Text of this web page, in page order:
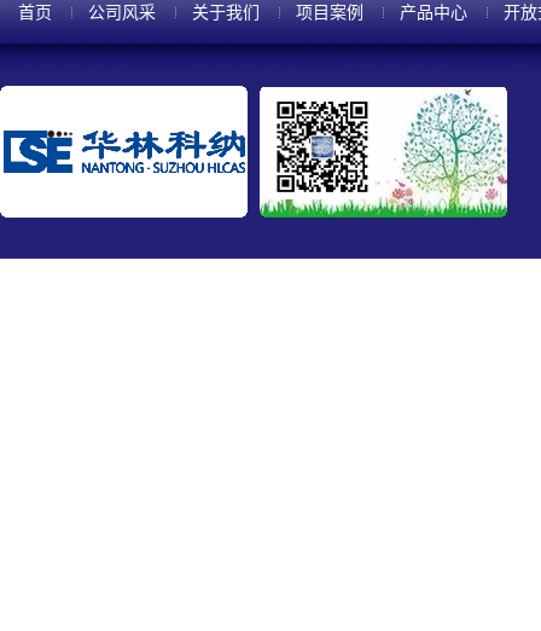
首页 公司风采 关于我们 项目案例 产品中心 开放